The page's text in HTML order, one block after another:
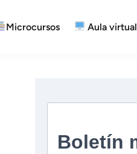
Microcursos Aula virtual